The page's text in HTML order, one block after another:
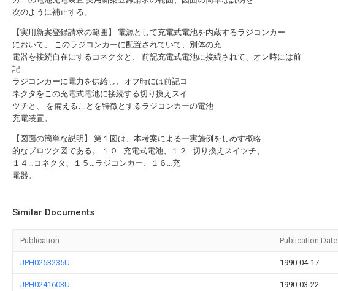
次のように補正する。
【実用新案登録請求の範囲】 電源として充電式電池を内蔵するラジコンカー
において、 このラジコンカーに配置されていて、別体の充
電器を接続自在にするコネクタと、 前記充電式電池に接続されて、オン時には前
記
ラジコンカーに電力を供給し、オフ時には前記コ
ネクタをこの充電式電池に接続する切り換えスイ
ツチと、 を備えることを特徴とするラジコンカーの電池
充電装置。
【図面の簡単な説明】 第１図は、本考案による一実施例をしめす概略
的なブロツク図である。 １０…充電式電池、１２…切り換えスイツチ、
１４…コネクタ、１５…ラジコンカー、１６…充
電器。
Similar Documents
Publication Publication Date
JPH0253235U 1990-04-17
JPH0241603U 1990-03-22